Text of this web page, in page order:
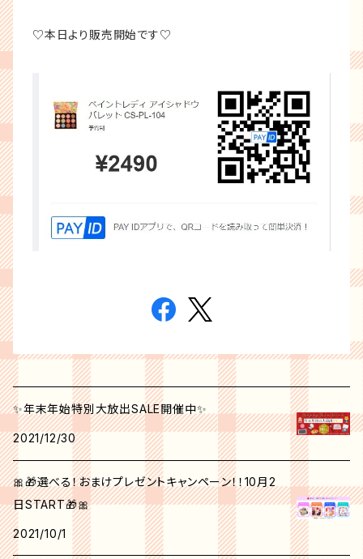
♡本日より販売開始です♡
✨年末年始特別大放出SALE開催中✨
2021/12/30
🎀🎁選べる！おまけプレゼントキャンペーン！！10月2
日START🎁🎀
2021/10/1